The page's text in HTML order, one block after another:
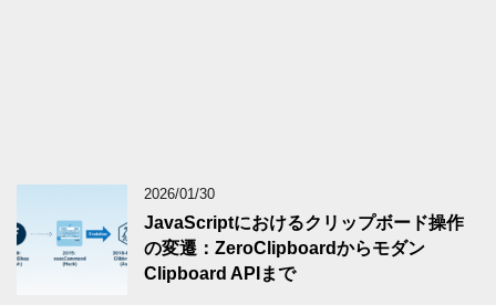
2026/01/30
JavaScriptにおけるクリップボード操作
の変遷：ZeroClipboardからモダン
Clipboard APIまで